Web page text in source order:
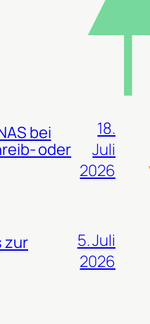
bei
oder
18.
Juli
2026
zur
5. Juli
2026